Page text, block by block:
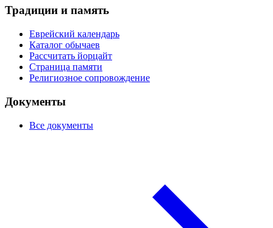
Традиции и память
Еврейский календарь
Каталог обычаев
Рассчитать йорцайт
Страница памяти
Религиозное сопровождение
Документы
Все документы